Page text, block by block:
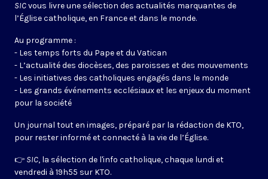
SICvous livre une sélection des actualités marquantes de
l’Église catholique, en France et dans le monde.
Au programme :
- Les temps forts du Pape et du Vatican
- L’actualité des diocèses, des paroisses et des mouvements
- Les initiatives des catholiques engagés dans le monde
- Les grands événements ecclésiaux et les enjeux du moment
pour la société
Un journal tout en images, préparé par la rédaction de KTO,
pour rester informé et connecté à la vie de l’Église.
👉 SIC, la sélection de l'info catholique, chaque lundi et
vendredi à 19h55 sur KTO.